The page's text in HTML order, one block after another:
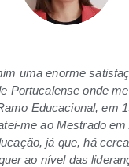
uma enorme
Portucalense onde
Educacional, em
me ao Mestrado
já que, há
ao nível das